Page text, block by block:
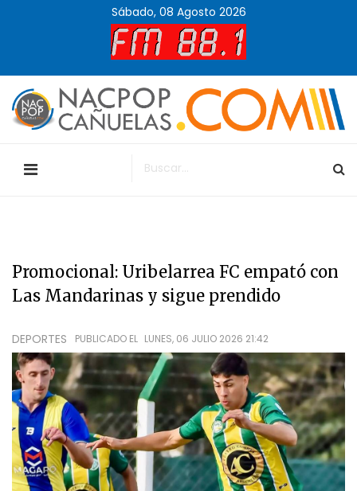
Sábado, 08 Agosto 2026
Promocional: Uribelarrea FC empató con
Las Mandarinas y sigue prendido
DEPORTES PUBLICADO EL LUNES, 06 JULIO 2026 21:42